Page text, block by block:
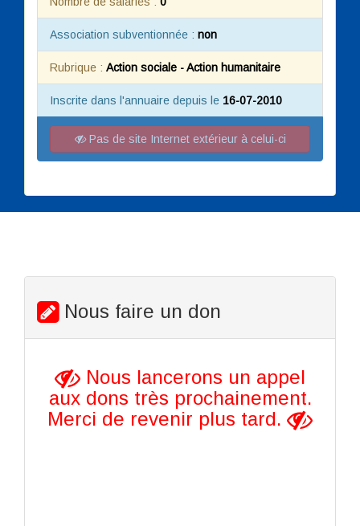
Association subventionnée : non
Rubrique : Action sociale - Action humanitaire
Inscrite dans l'annuaire depuis le 16-07-2010
Pas de site Internet extérieur à celui-ci
Nous faire un don
Nous lancerons un appel
aux dons très prochainement.
Merci de revenir plus tard.